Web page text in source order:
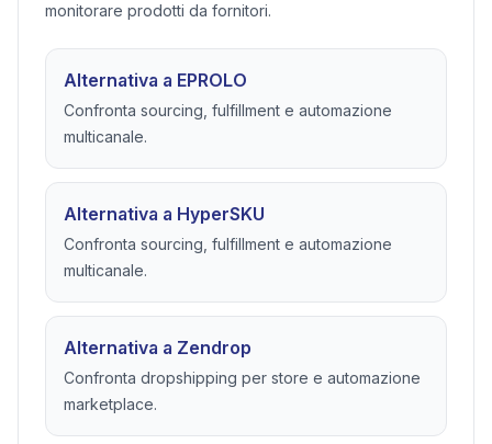
monitorare prodotti da fornitori.
Alternativa a EPROLO
Confronta sourcing, fulfillment e automazione
multicanale.
Alternativa a HyperSKU
Confronta sourcing, fulfillment e automazione
multicanale.
Alternativa a Zendrop
Confronta dropshipping per store e automazione
marketplace.